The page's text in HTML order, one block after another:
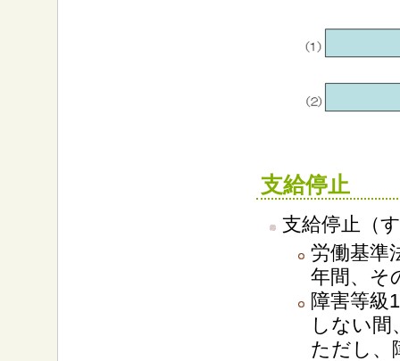
支給停止
支給停止（
労働基準
年間、そ
障害等級
しない間
ただし、